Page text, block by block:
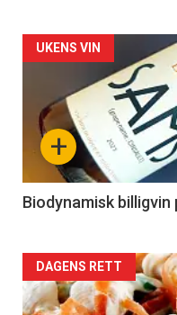
Forsiden
akkurat
nå
4
+
UKENS VIN
Biodynamisk
Forsiden
DAGENS RETT